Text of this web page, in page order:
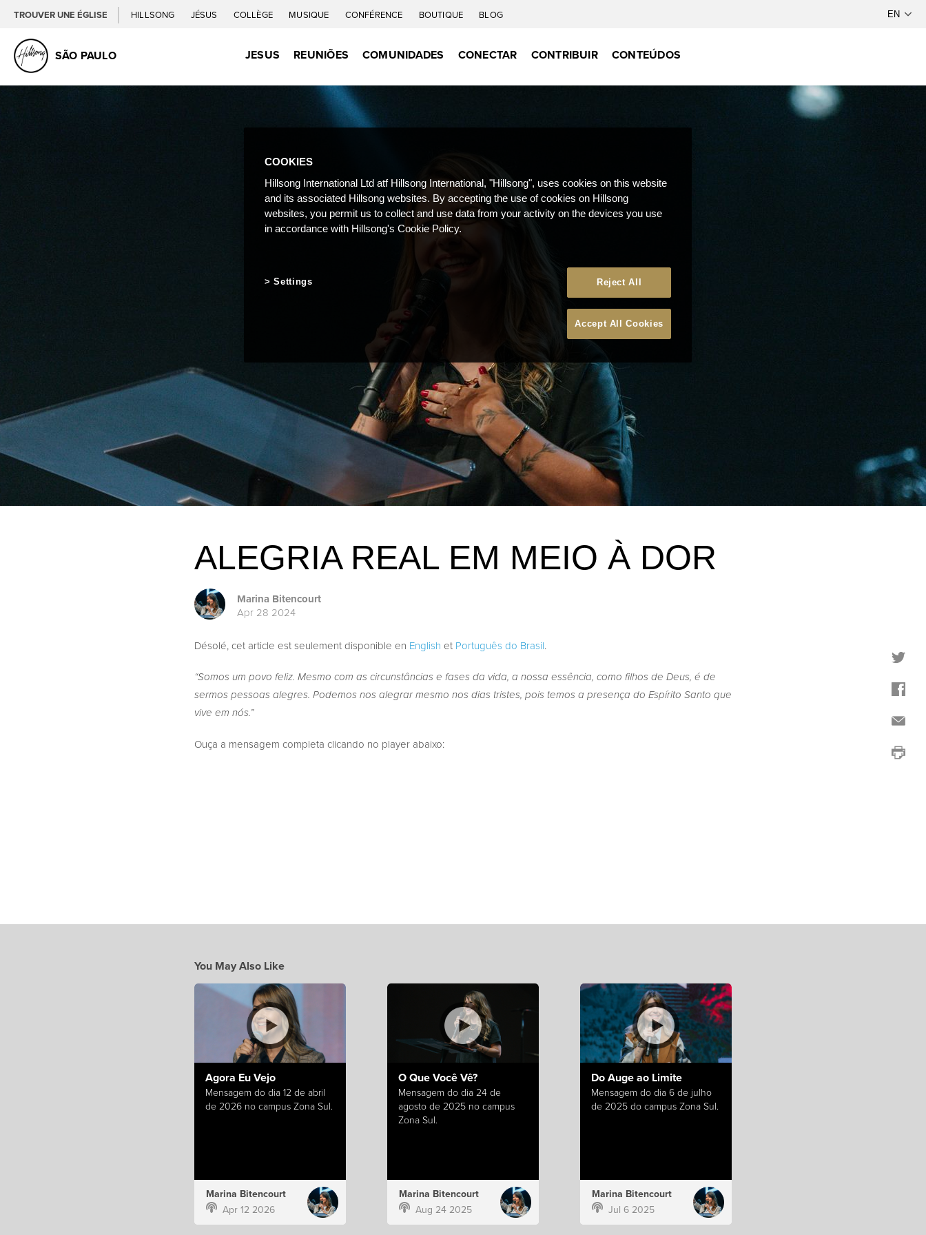
TROUVER UNE ÉGLISE HILLSONG JÉSUS COLLÈGE MUSIQUE CONFÉRENCE BOUTIQUE BLOG
SÃO PAULO JESUS REUNIÕES COMUNIDADES CONECTAR CONTRIBUIR CONTEÚDOS
ALEGRIA REAL EM MEIO À DOR
Marina Bitencourt
Apr 28 2024
Désolé, cet article est seulement disponible en English et Português do Brasil.
“Somos um povo feliz. Mesmo com as circunstâncias e fases da vida, a nossa essência, como filhos de Deus, é de
sermos pessoas alegres. Podemos nos alegrar mesmo nos dias tristes, pois temos a presença do Espírito Santo que
vive em nós.”
Ouça a mensagem completa clicando no player abaixo:
You May Also Like
Agora Eu Vejo
Mensagem do dia 12 de abril
de 2026 no campus Zona Sul.
Marina Bitencourt
Apr 12 2026
O Que Você Vê?
Mensagem do dia 24 de
agosto de 2025 no campus
Zona Sul.
Marina Bitencourt
Aug 24 2025
Do Auge ao Limite
Mensagem do dia 6 de julho
de 2025 do campus Zona Sul.
Marina Bitencourt
Jul 6 2025
COOKIES
Hillsong International Ltd atf Hillsong International, "Hillsong", uses cookies on this website
and its associated Hillsong websites. By accepting the use of cookies on Hillsong
websites, you permit us to collect and use data from your activity on the devices you use
in accordance with Hillsong's Cookie Policy.
Reject All
Accept All Cookies
Settings